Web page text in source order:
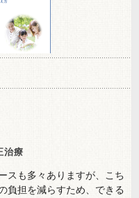
治療
スも多々ありますが、こち
負担を減らすため、できる